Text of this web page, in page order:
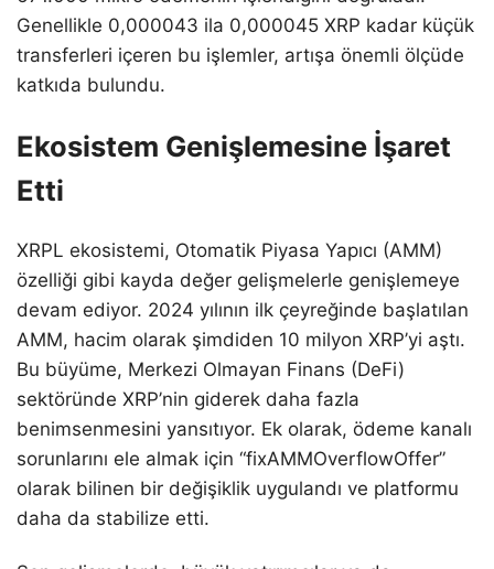
Genellikle 0,000043 ila 0,000045 XRP kadar küçük
transferleri içeren bu işlemler, artışa önemli ölçüde
katkıda bulundu.
Ekosistem Genişlemesine İşaret
Etti
XRPL ekosistemi, Otomatik Piyasa Yapıcı (AMM)
özelliği gibi kayda değer gelişmelerle genişlemeye
devam ediyor. 2024 yılının ilk çeyreğinde başlatılan
AMM, hacim olarak şimdiden 10 milyon XRP’yi aştı.
Bu büyüme, Merkezi Olmayan Finans (DeFi)
sektöründe XRP’nin giderek daha fazla
benimsenmesini yansıtıyor. Ek olarak, ödeme kanalı
sorunlarını ele almak için “fixAMMOverflowOffer”
olarak bilinen bir değişiklik uygulandı ve platformu
daha da stabilize etti.